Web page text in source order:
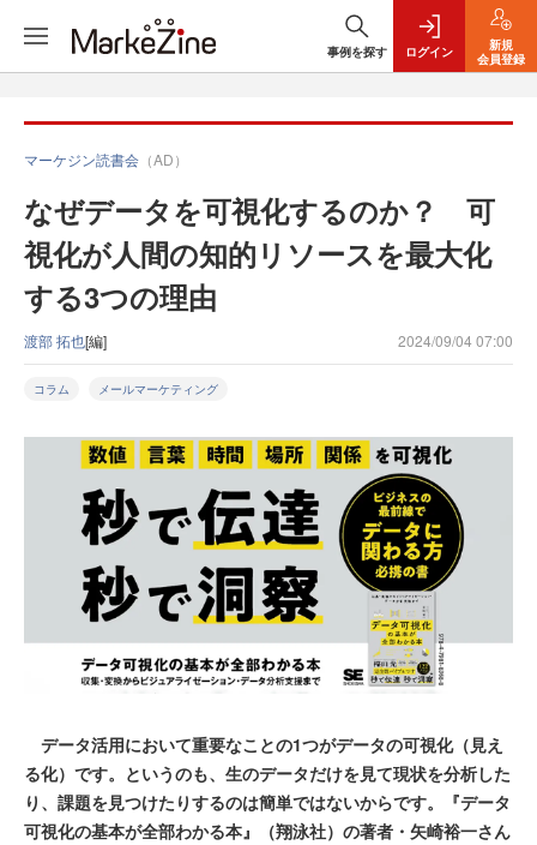
事例を探す ログイン
新規
会員登録
マーケジン読書会 （AD）
なぜデータを可視化するのか？ 可
視化が人間の知的リソースを最大化
する3つの理由
渡部 拓也[編] 2024/09/04 07:00
コラム メールマーケティング
データ活用において重要なことの1つがデータの可視化（見え
る化）です。というのも、生のデータだけを見て現状を分析した
り、課題を見つけたりするのは簡単ではないからです。『データ
可視化の基本が全部わかる本』（翔泳社）の著者・矢崎裕一さん